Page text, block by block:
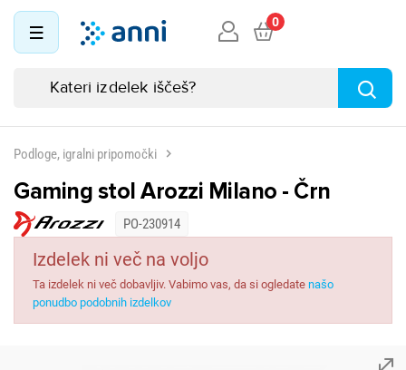
0
Podloge, igralni pripomočki
Gaming stol Arozzi Milano - Črn
PO-230914
Izdelek ni več na voljo
Ta izdelek ni več dobavljiv. Vabimo vas, da si ogledate našo
ponudbo podobnih izdelkov